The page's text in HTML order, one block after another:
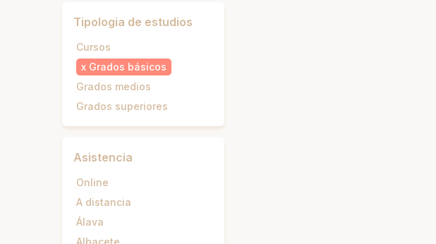
Tipologia de estudios
Cursos
x Grados básicos
Grados medios
Grados superiores
Asistencia
Online
A distancia
Álava
Albacete